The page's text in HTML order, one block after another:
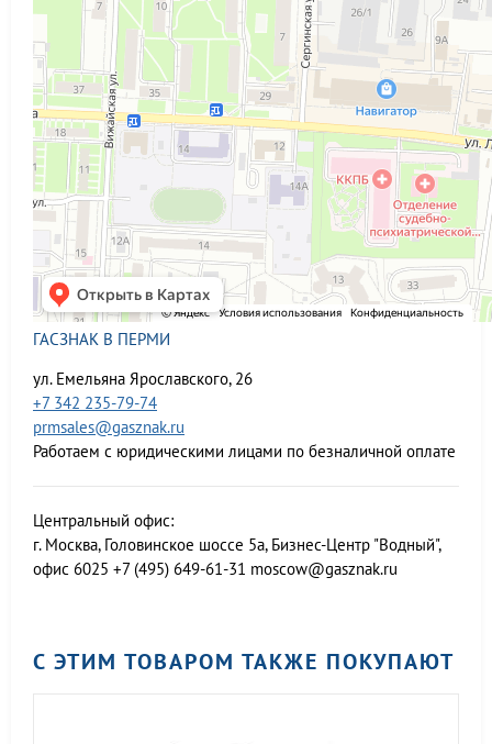
ГАСЗНАК В ПЕРМИ
ул. Емельяна Ярославского, 26
+7 342 235-79-74
prmsales@gasznak.ru
Работаем с юридическими лицами по безналичной оплате
Центральный офис:
г. Москва, Головинское шоссе 5а, Бизнес-Центр "Водный",
офис 6025 +7 (495) 649-61-31 moscow@gasznak.ru
С ЭТИМ ТОВАРОМ ТАКЖЕ ПОКУПАЮТ